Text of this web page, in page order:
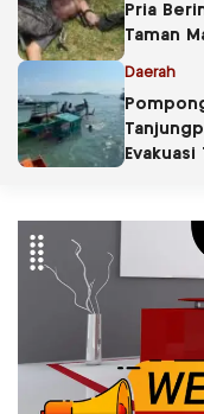
Pria
Taman
Daerah